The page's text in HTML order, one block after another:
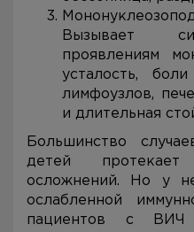
Вызывает
проявлениям
усталость,
лимфоузлов,
и длительная
Большинство
детей
осложнений. Но у
ослабленной
пациентов с ВИЧ